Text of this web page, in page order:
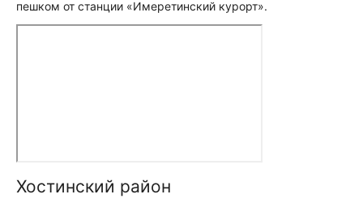
пешком от станции «Имеретинский курорт».
Хостинский район